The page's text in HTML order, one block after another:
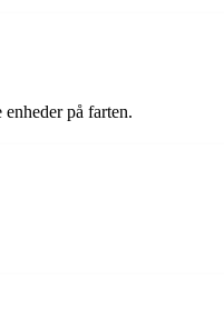
på farten.